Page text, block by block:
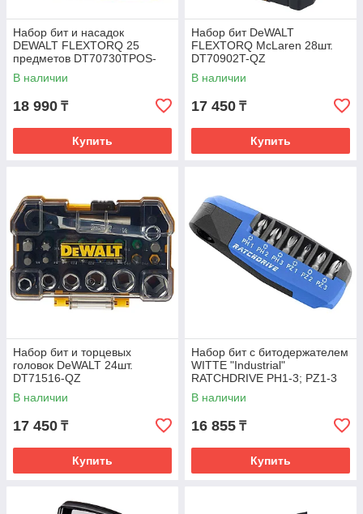
Набор бит и насадок
DEWALT FLEXTORQ 25
предметов DT70730TPOS-
QZ
В наличии
18 990 ₸
Купить
Набор бит DeWALT
FLEXTORQ McLaren 28шт.
DT70902T-QZ
В наличии
17 450 ₸
Купить
Набор бит и торцевых
головок DeWALT 24шт.
DT71516-QZ
В наличии
17 450 ₸
Купить
Набор бит с битодержателем
WITTE "Industrial"
RATCHDRIVE PH1-3; PZ1-3
7шт. 251012000
В наличии
16 855 ₸
Купить